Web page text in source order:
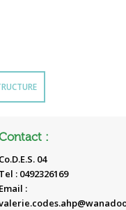
:
Co.D.E.S. 04
Tel : 0492326169
Email :